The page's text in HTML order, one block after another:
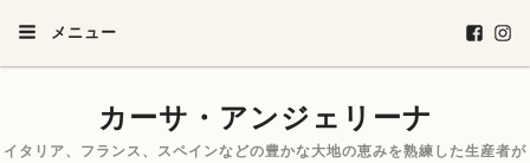
メニュー
カーサ・アンジェリーナ
イタリア、フランス、スペインなどの豊かな大地の恵みを熟練した生産者が